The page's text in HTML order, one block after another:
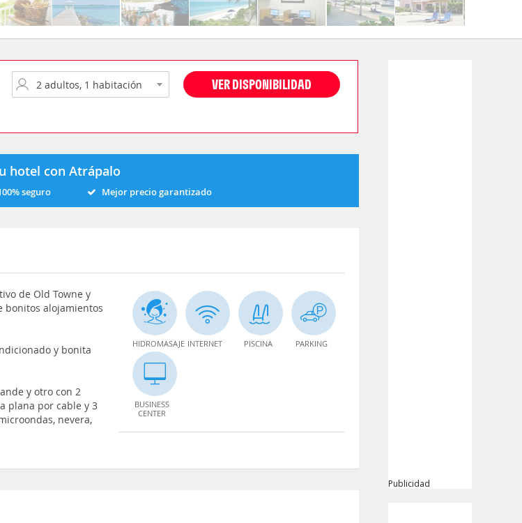
VER DISPONIBILIDAD
hotel con Atrápalo
seguro Mejor precio garantizado
de Old Towne y
bonitos alojamientos
y bonita
y otro con 2
plana por cable y 3
nevera,
HIDROMASAJE INTERNET PISCINA PARKING
BUSINESS
CENTER
Publicidad